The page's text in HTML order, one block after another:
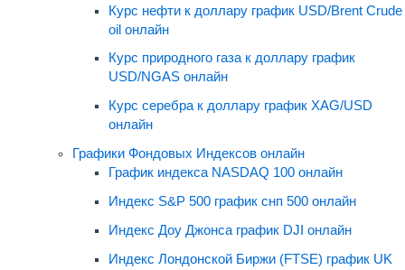
Курс нефти к доллару график USD/Brent Crude
oil онлайн
Курс природного газа к доллару график
USD/NGAS онлайн
Курс серебра к доллару график XAG/USD
онлайн
Графики Фондовых Индексов онлайн
График индекса NASDAQ 100 онлайн
Индекс S&P 500 график снп 500 онлайн
Индекс Доу Джонса график DJI онлайн
Индекс Лондонской Биржи (FTSE) график UK